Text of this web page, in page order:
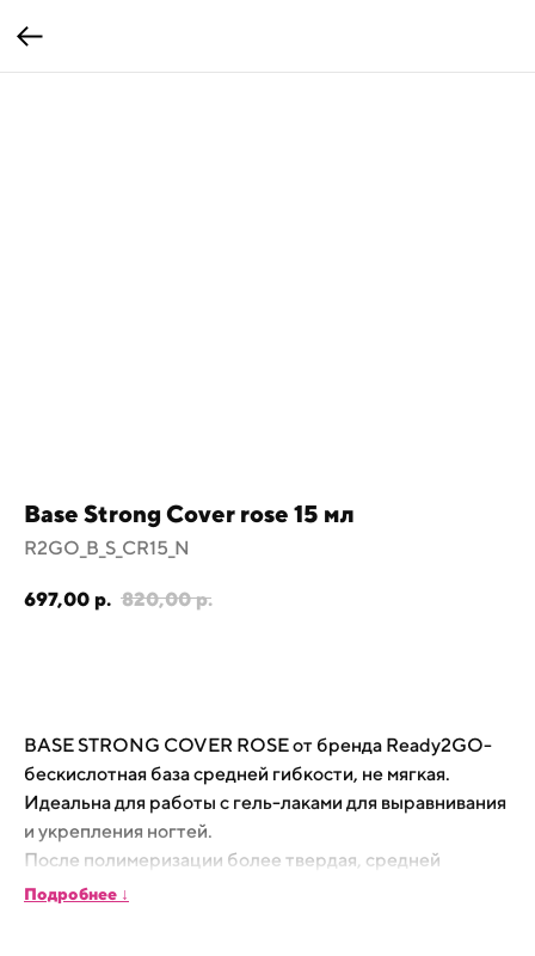
Base Strong Cover rose 15 мл
R2GO_B_S_CR15_N
697,00 р. 820,00 р.
BASE STRONG COVER ROSE от бренда Ready2GO-
бескислотная база средней гибкости, не мягкая.
Идеальна для работы с гель-лаками для выравнивания
и укрепления ногтей.
После полимеризации более твердая, средней
жестокости, но не как гель.
Подробнее ↓